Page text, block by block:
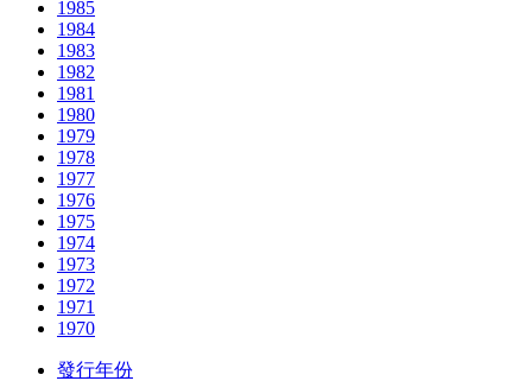
1985
1984
1983
1982
1981
1980
1979
1978
1977
1976
1975
1974
1973
1972
1971
1970
發行年份